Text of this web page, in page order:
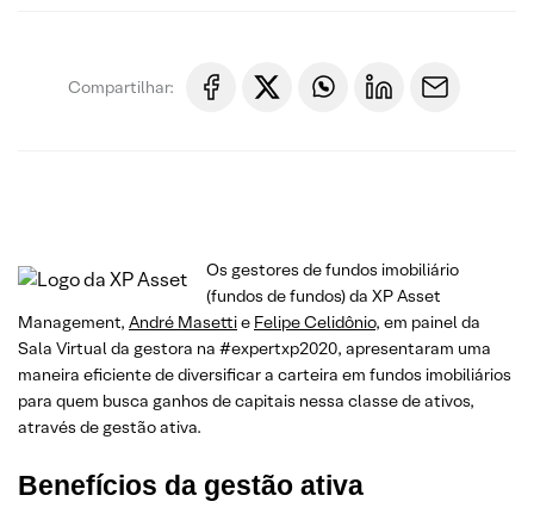
Compartilhar:
Os gestores de fundos imobiliário
(fundos de fundos) da XP Asset
Management, André Masettie Felipe Celidônio, em painel da
Sala Virtual da gestora na #expertxp2020, apresentaram uma
maneira eficiente de diversificar a carteira em fundos imobiliários
para quem busca ganhos de capitais nessa classe de ativos,
através de gestão ativa.
Benefícios da gestão ativa